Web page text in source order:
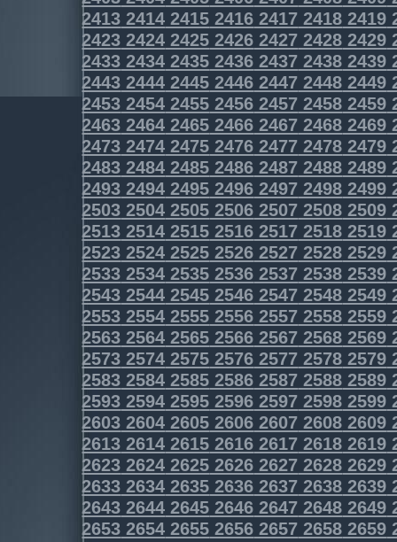
2413 2414 2415 2416 2417 2418 2419
2423 2424 2425 2426 2427 2428 2429
2433 2434 2435 2436 2437 2438 2439
2443 2444 2445 2446 2447 2448 2449
2453 2454 2455 2456 2457 2458 2459
2463 2464 2465 2466 2467 2468 2469
2473 2474 2475 2476 2477 2478 2479
2483 2484 2485 2486 2487 2488 2489
2493 2494 2495 2496 2497 2498 2499
2503 2504 2505 2506 2507 2508 2509
2513 2514 2515 2516 2517 2518 2519
2523 2524 2525 2526 2527 2528 2529
2533 2534 2535 2536 2537 2538 2539
2543 2544 2545 2546 2547 2548 2549
2553 2554 2555 2556 2557 2558 2559
2563 2564 2565 2566 2567 2568 2569
2573 2574 2575 2576 2577 2578 2579
2583 2584 2585 2586 2587 2588 2589
2593 2594 2595 2596 2597 2598 2599
2603 2604 2605 2606 2607 2608 2609
2613 2614 2615 2616 2617 2618 2619
2623 2624 2625 2626 2627 2628 2629
2633 2634 2635 2636 2637 2638 2639
2643 2644 2645 2646 2647 2648 2649
2653 2654 2655 2656 2657 2658 2659